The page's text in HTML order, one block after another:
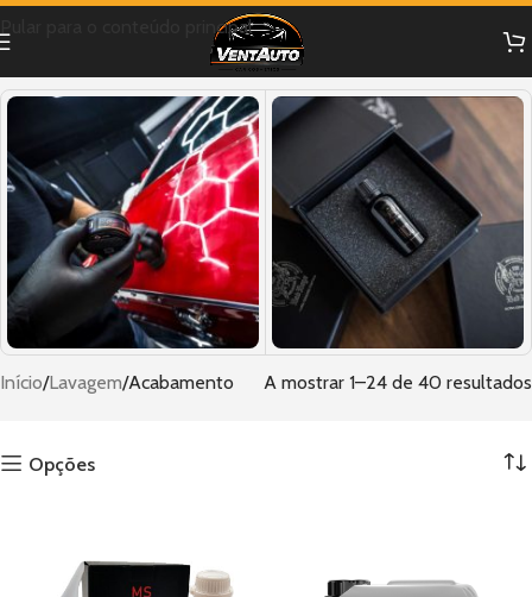
Pular para o conteúdo principal
Ceras
Coating E Selante
Início Lavagem Acabamento A mostrar 1–24 de 40 resultados
Opções